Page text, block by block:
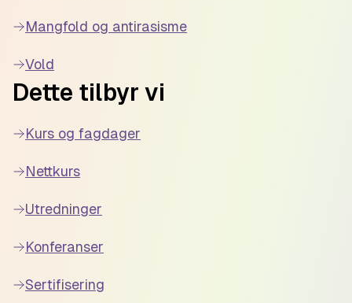
Mangfold og antirasisme
Vold
Dette tilbyr vi
Kurs og fagdager
Nettkurs
Utredninger
Konferanser
Sertifisering